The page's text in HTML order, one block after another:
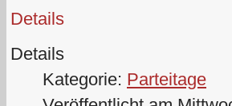
Details
Details
Kategorie: Parteitage